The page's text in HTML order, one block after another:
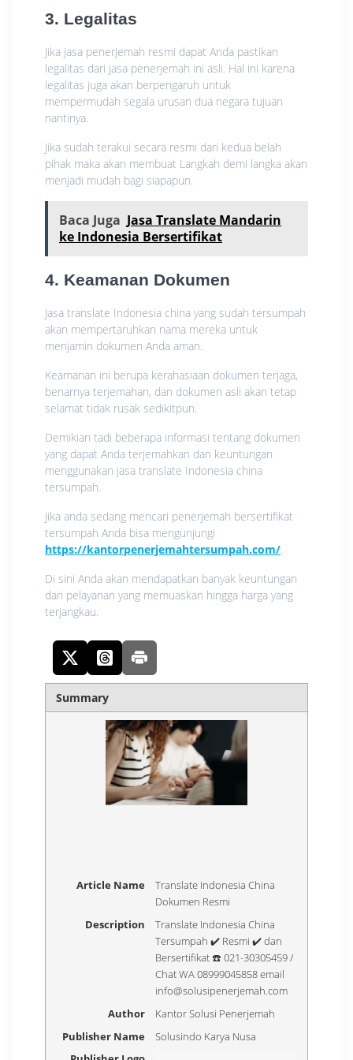
3. Legalitas
Jika jasa penerjemah resmi dapat Anda pastikan
legalitas dari jasa penerjemah ini asli. Hal ini karena
legalitas juga akan berpengaruh untuk
mempermudah segala urusan dua negara tujuan
nantinya.
Jika sudah terakui secara resmi dari kedua belah
pihak maka akan membuat Langkah demi langka akan
menjadi mudah bagi siapapun.
Baca Juga Jasa Translate Mandarin
ke Indonesia Bersertifikat
4. Keamanan Dokumen
Jasa translate Indonesia china yang sudah tersumpah
akan mempertaruhkan nama mereka untuk
menjamin dokumen Anda aman.
Keamanan ini berupa kerahasiaan dokumen terjaga,
benarnya terjemahan, dan dokumen asli akan tetap
selamat tidak rusak sedikitpun.
Demikian tadi beberapa informasi tentang dokumen
yang dapat Anda terjemahkan dan keuntungan
menggunakan jasa translate Indonesia china
tersumpah.
Jika anda sedang mencari penerjemah bersertifikat
tersumpah Anda bisa mengunjungi
https://kantorpenerjemahtersumpah.com/.
Di sini Anda akan mendapatkan banyak keuntungan
dari pelayanan yang memuaskan hingga harga yang
terjangkau.
Summary
Article Name
Translate Indonesia China
Dokumen Resmi
Description
Translate Indonesia China
Tersumpah ✔️ Resmi ✔️ dan
Bersertifikat ☎️ 021-30305459 /
Chat WA 08999045858 email
info@solusipenerjemah.com
Author
Kantor Solusi Penerjemah
Publisher Name
Solusindo Karya Nusa